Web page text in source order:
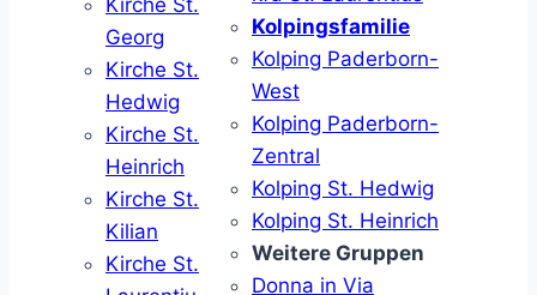
Kirche St.
Georg
Kirche St.
Hedwig
Kirche St.
Heinrich
Kirche St.
Kilian
Kirche St.
Kolpingsfamilie
Kolping Paderborn-
West
Kolping Paderborn-
Zentral
Kolping St. Hedwig
Kolping St. Heinrich
Weitere Gruppen
Donna in Via